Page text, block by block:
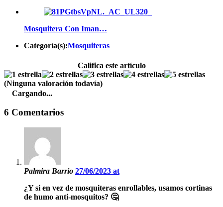
Mosquitera Con Iman…
Categoría(s):Mosquiteras
Califica este artículo
(Ninguna valoración todavía)
Cargando...
6 Comentarios
Palmira Barrio 27/06/2023 at
¿Y si en vez de mosquiteras enrollables, usamos cortinas
de humo anti-mosquitos? 🤔